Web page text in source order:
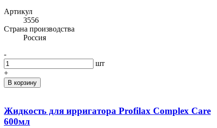
Артикул
3556
Cтрана производства
Россия
-
шт
+
В корзину
Жидкость для ирригатора Profilax Complex Care
600мл